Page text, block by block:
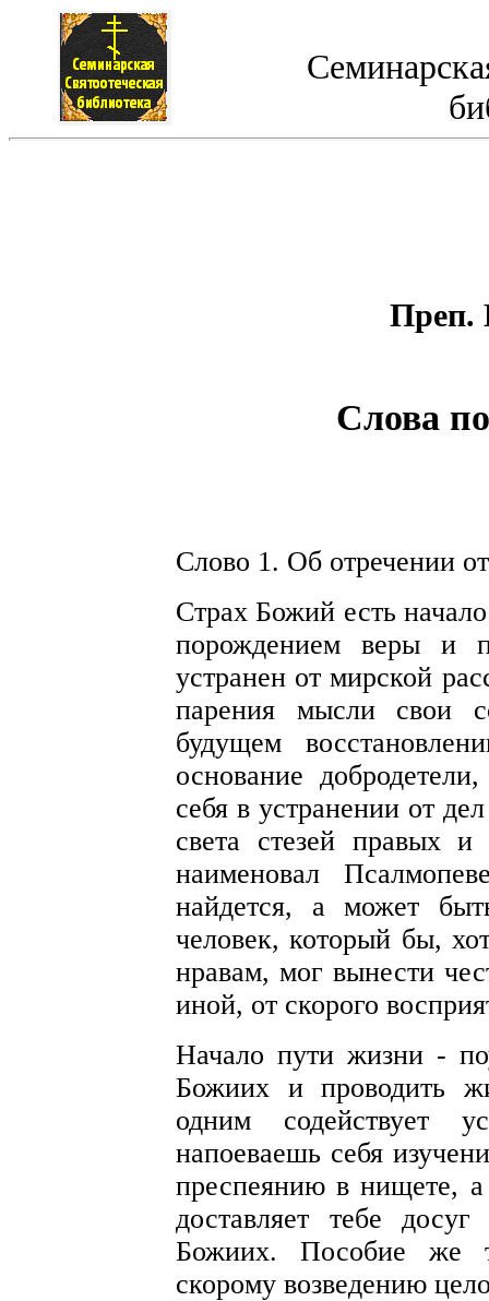
Преп.
Слова
Слово 1. Об отречении
Страх Божий есть
порождением веры и
устранен от мирской
парения мысли свои
будущем
основание
себя в устранении от
света стезей правых
наименовал
найдется, а может
человек, который бы,
нравам, мог вынести
иной, от скорого
Начало пути жизни -
Божиих и проводить
одним содействует
напоеваешь себя
преспеянию в нищете, а
доставляет тебе
Божиих. Пособие же
скорому возведению